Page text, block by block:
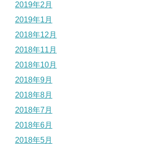
2019年2月
2019年1月
2018年12月
2018年11月
2018年10月
2018年9月
2018年8月
2018年7月
2018年6月
2018年5月